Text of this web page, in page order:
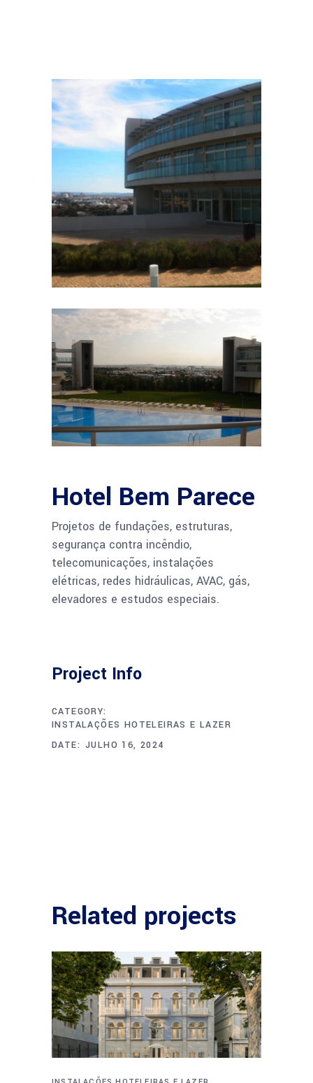
Hotel Bem Parece
Projetos de fundações, estruturas,
segurança contra incêndio,
telecomunicações, instalações
elétricas, redes hidráulicas, AVAC, gás,
elevadores e estudos especiais.
Project Info
CATEGORY:
INSTALAÇÕES HOTELEIRAS E LAZER
DATE: JULHO 16, 2024
Related projects